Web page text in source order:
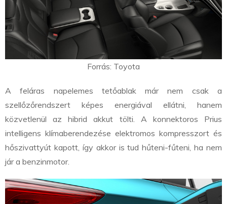
Forrás: Toyota
A feláras napelemes tetőablak már nem csak a
szellőzőrendszert képes energiával ellátni, hanem
közvetlenül az hibrid akkut tölti. A konnektoros Prius
intelligens klímaberendezése elektromos kompresszort és
hőszivattyút kapott, így akkor is tud hűteni-fűteni, ha nem
jár a benzinmotor.